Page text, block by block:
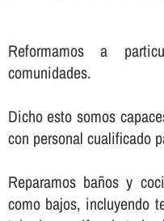
Reformamos a
comunidades.
Dicho esto somos
con personal cualificado
Reparamos baños y
como bajos, incluyendo